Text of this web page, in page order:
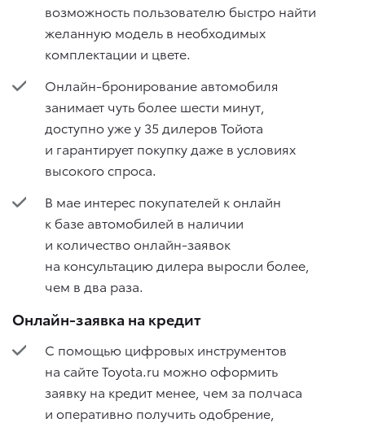
возможность пользователю быстро найти
желанную модель в необходимых
комплектации и цвете.
Онлайн-бронирование автомобиля
занимает чуть более шести минут,
доступно уже у 35 дилеров Тойота
и гарантирует покупку даже в условиях
высокого спроса.
В мае интерес покупателей к онлайн
к базе автомобилей в наличии
и количество онлайн-заявок
на консультацию дилера выросли более,
чем в два раза.
Онлайн-заявка на кредит
С помощью цифровых инструментов
на сайте Toyota.ru можно оформить
заявку на кредит менее, чем за полчаса
и оперативно получить одобрение,